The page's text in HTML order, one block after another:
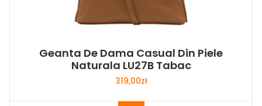
Geanta De Dama Casual Din Piele
Naturala LU27B Tabac
319,00zł